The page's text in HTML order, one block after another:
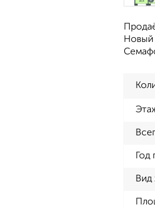
Новый
Год
Вид